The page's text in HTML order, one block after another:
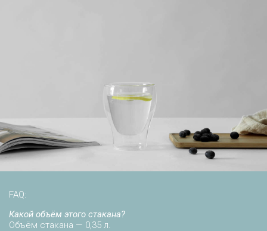
FAQ:
Какой объём этого стакана?
Объём стакана — 0,35 л.